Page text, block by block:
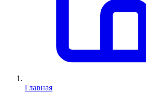
Главная